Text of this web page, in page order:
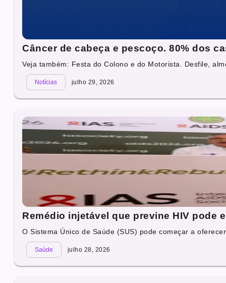
Câncer de cabeça e pescoço. 80% dos
Veja também: Festa do Colono e do Motorista. Desfile,
Notícias julho 29, 2026
Remédio injetável que previne HIV pode
O Sistema Único de Saúde (SUS) pode começar a
Saúde julho 28, 2026